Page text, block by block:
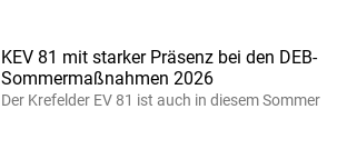
KEV 81 mit starker Präsenz bei den DEB-
Sommermaßnahmen 2026
Der Krefelder EV 81 ist auch in diesem Sommer